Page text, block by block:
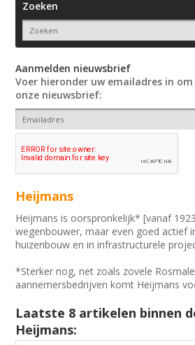
Zoeken
Aanmelden nieuwsbrief
Voer hieronder uw emailadres in
onze nieuwsbrief:
Heijmans
Heijmans is oorspronkelijk* [vanaf
wegenbouwer, maar even goed actief
huizenbouw en in infrastructurele
*Sterker nog, net zoals zovele
aannemersbedrijven komt Heijmans
Laatste 8 artikelen binnen
Heijmans: